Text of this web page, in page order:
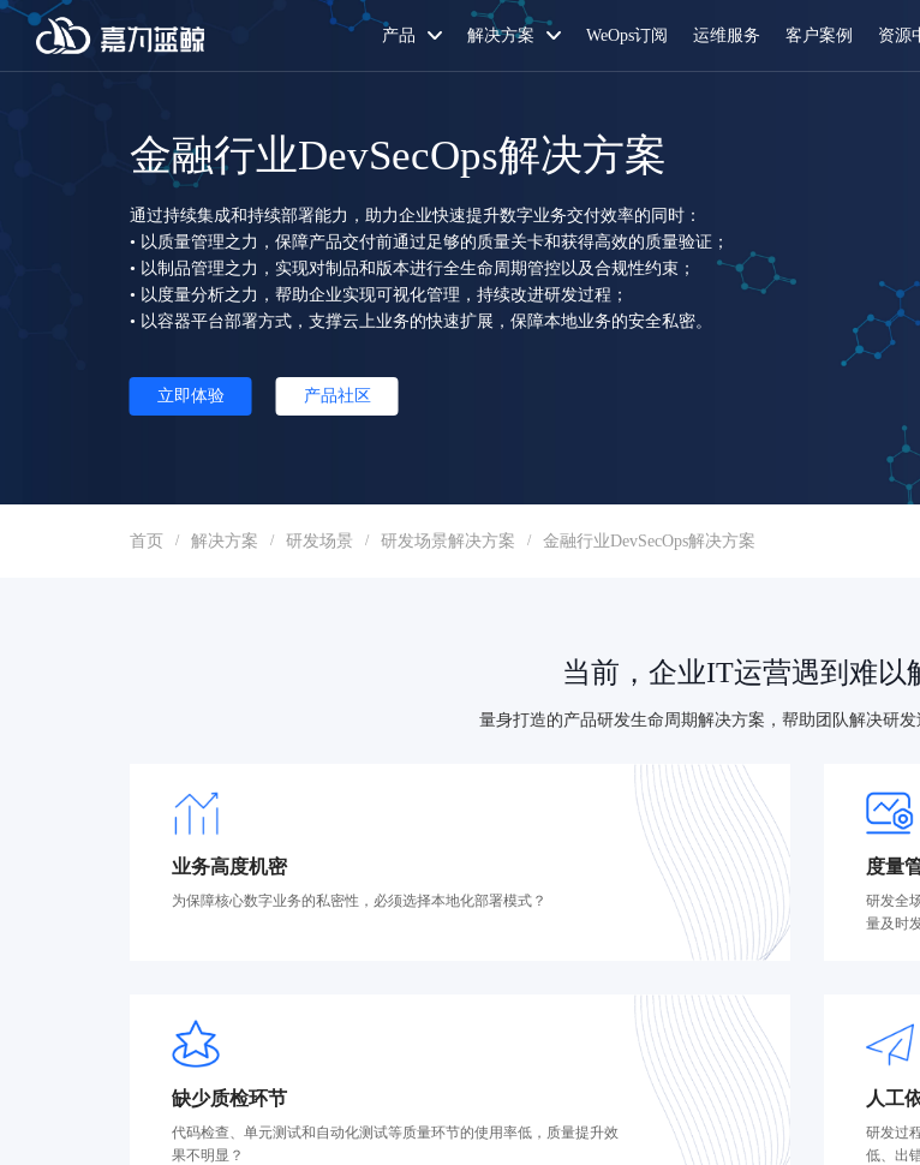
产品 解决方案 WeOps订阅 运维服务 客户案例 资源
金融行业DevSecOps解决方案
通过持续集成和持续部署能力，助力企业快速提升数字业务交付效率的同时：
• 以质量管理之力，保障产品交付前通过足够的质量关卡和获得高效的质量验证；
• 以制品管理之力，实现对制品和版本进行全生命周期管控以及合规性约束；
• 以度量分析之力，帮助企业实现可视化管理，持续改进研发过程；
• 以容器平台部署方式，支撑云上业务的快速扩展，保障本地业务的安全私密。
立即体验 产品社区
首页 / 解决方案 / 研发场景 / 研发场景解决方案 / 金融行业DevSecOps解决方案
当前，企业IT运营遇到难以
量身打造的产品研发生命周期解决方案，帮助团队解决研
业务高度机密
为保障核心数字业务的私密性，必须选择本地化部署模式？
度量
研发全
量及时
缺少质检环节
代码检查、单元测试和自动化测试等质量环节的使用率低，质量提升效
果不明显？
人工
研发过
低、出